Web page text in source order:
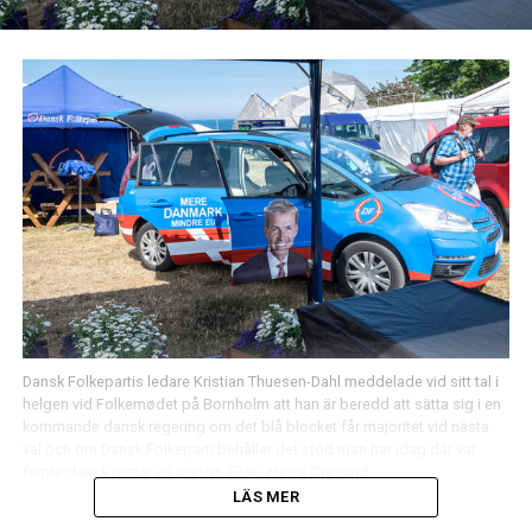
Dansk Folkepartis ledare Kristian Thuesen-Dahl meddelade vid sitt tal i
helgen vid Folkemødet på Bornholm att han är beredd att sätta sig i en
kommande dansk regering om det blå blocket får majoritet vid nästa
LÄS MER